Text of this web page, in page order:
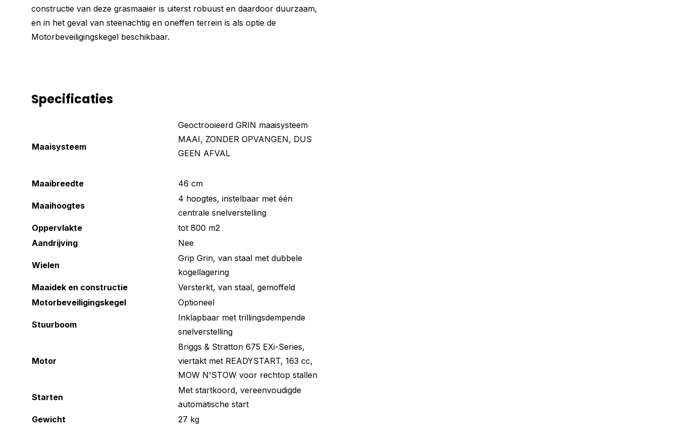
constructie van deze grasmaaier is uiterst robuust en daardoor duurzaam,
en in het geval van steenachtig en oneffen terrein is als optie de
Motorbeveiligingskegel beschikbaar.
Specificaties
Maaisysteem
Geoctrooieerd GRIN maaisysteem
MAAI, ZONDER OPVANGEN, DUS
GEEN AFVAL
Maaibreedte 46 cm
Maaihoogtes
4 hoogtes, instelbaar met één
centrale snelverstelling
Oppervlakte
tot 800 m2
Aandrijving
Nee
Wielen
Grip Grin, van staal met dubbele
kogellagering
Maaidek en constructie
Versterkt, van staal, gemoffeld
Motorbeveiligingskegel
Optioneel
Stuurboom
Inklapbaar met trillingsdempende
snelverstelling
Motor
Briggs & Stratton 675 EXi-Series,
viertakt met READYSTART, 163 cc,
MOW N'STOW voor rechtop stallen
Starten
Met startkoord, vereenvoudigde
automatische start
Gewicht
27 kg